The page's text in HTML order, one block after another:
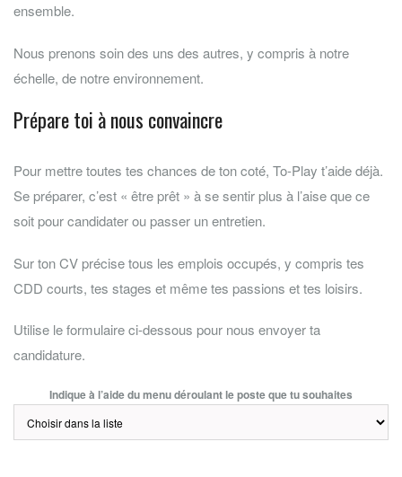
ensemble.
Nous prenons soin des uns des autres, y compris à notre
échelle, de notre environnement.
Prépare toi à nous convaincre
Pour mettre toutes tes chances de ton coté, To-Play t’aide déjà.
Se préparer, c’est « être prêt » à se sentir plus à l’aise que ce
soit pour candidater ou passer un entretien.
Sur ton CV précise tous les emplois occupés, y compris tes
CDD courts, tes stages et même tes passions et tes loisirs.
Utilise le formulaire ci-dessous pour nous envoyer ta
candidature.
Indique à l’aide du menu déroulant le poste que tu souhaites